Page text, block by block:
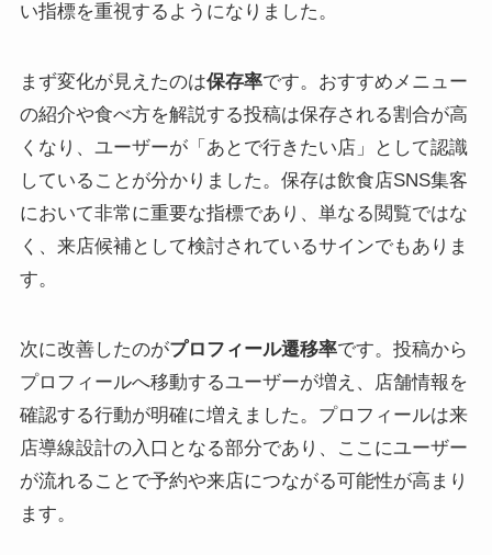
い指標を重視するようになりました。
まず変化が見えたのは保存率です。おすすめメニュー
の紹介や食べ方を解説する投稿は保存される割合が高
くなり、ユーザーが「あとで行きたい店」として認識
していることが分かりました。保存は飲食店SNS集客
において非常に重要な指標であり、単なる閲覧ではな
く、来店候補として検討されているサインでもありま
す。
次に改善したのがプロフィール遷移率です。投稿から
プロフィールへ移動するユーザーが増え、店舗情報を
確認する行動が明確に増えました。プロフィールは来
店導線設計の入口となる部分であり、ここにユーザー
が流れることで予約や来店につながる可能性が高まり
ます。